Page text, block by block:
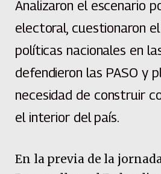
Analizaron el escenario
electoral, cuestionaron
políticas nacionales en
defendieron las PASO y
necesidad de construir
el interior del país.
En la previa de la